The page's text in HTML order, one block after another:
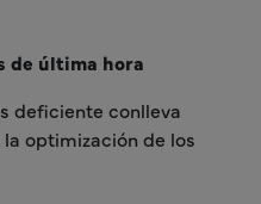
de última hora
deficiente conlleva
optimización de los